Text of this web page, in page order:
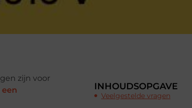
zijn voor
INHOUDSOPGAVE
Veelgestelde vragen